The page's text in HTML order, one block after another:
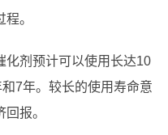
。
化剂预计可以使用长达10
7年。较长的使用寿命意
报。